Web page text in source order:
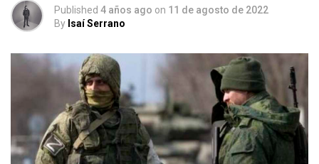
Published 4 años ago on 11 de agosto de 2022
By Isaí Serrano